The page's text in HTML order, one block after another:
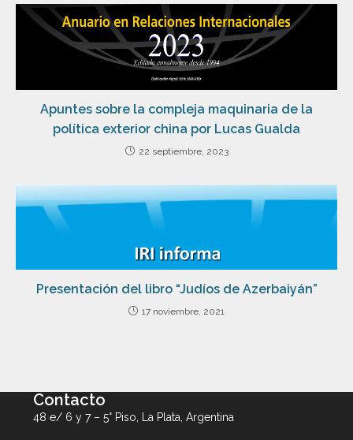
Apuntes sobre la compleja maquinaria de la
política exterior china por Lucas Gualda
22 septiembre, 2023
Presentación del libro “Judíos de Azerbaiyán”
17 noviembre, 2021
Contacto
48 e/ 6 y 7 – 5° Piso, La Plata, Argentina